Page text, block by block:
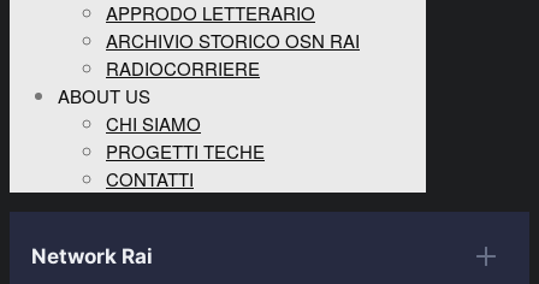
APPRODO LETTERARIO
ARCHIVIO STORICO OSN RAI
RADIOCORRIERE
ABOUT US
CHI SIAMO
PROGETTI TECHE
CONTATTI